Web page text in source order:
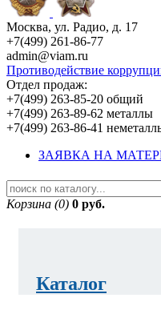
Москва, ул. Радио, д. 17
+7(499) 261-86-77
admin@viam.ru
Противодействие
Отдел продаж:
+7(499) 263-85-20 общий
+7(499) 263-89-62 металлы
+7(499) 263-86-41
ЗАЯВКА НА
Корзина (0) 0 руб.
Каталог